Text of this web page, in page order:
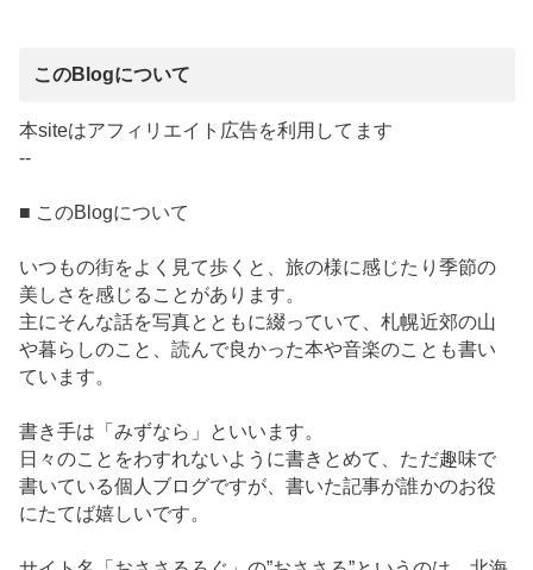
このBlogについて
本siteはアフィリエイト広告を利用してます
--
■ このBlogについて
いつもの街をよく見て歩くと、旅の様に感じたり季節の
美しさを感じることがあります。
主にそんな話を写真とともに綴っていて、札幌近郊の山
や暮らしのこと、読んで良かった本や音楽のことも書い
ています。
書き手は「みずなら」といいます。
日々のことをわすれないように書きとめて、ただ趣味で
書いている個人ブログですが、書いた記事が誰かのお役
にたてば嬉しいです。